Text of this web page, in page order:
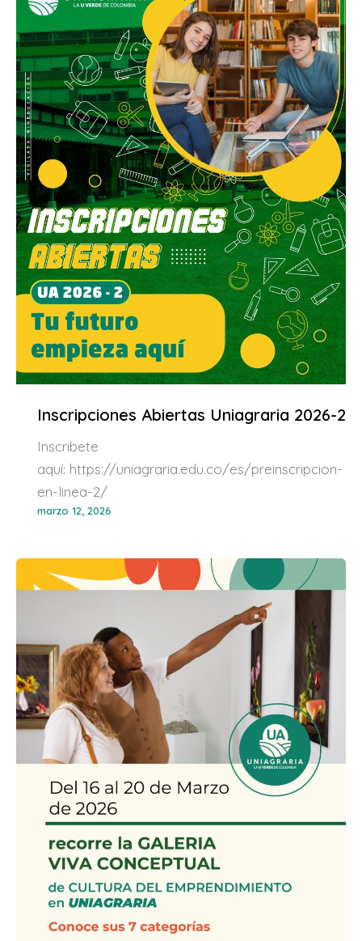
Inscripciones Abiertas Uniagraria 2026-2
Inscribete
aquí: https://uniagraria.edu.co/es/preinscripcion-
en-linea-2/
marzo 12, 2026